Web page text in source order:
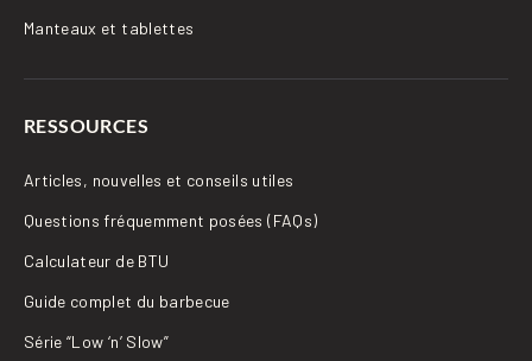
Manteaux et tablettes
RESSOURCES
Articles, nouvelles et conseils utiles
Questions fréquemment posées (FAQs)
Calculateur de BTU
Guide complet du barbecue
Série “Low ‘n’ Slow”